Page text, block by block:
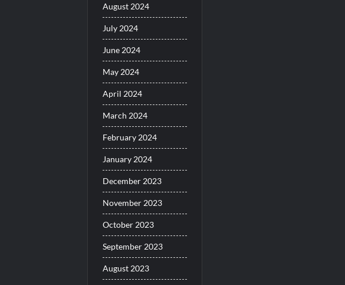
August 2024
July 2024
June 2024
May 2024
April 2024
March 2024
February 2024
January 2024
December 2023
November 2023
October 2023
September 2023
August 2023